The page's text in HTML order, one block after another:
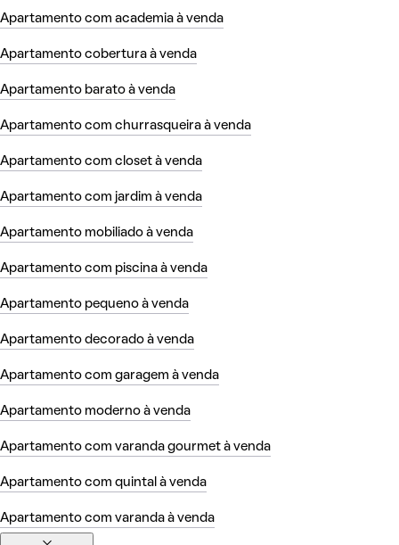
Apartamento com academia à venda
Apartamento cobertura à venda
Apartamento barato à venda
Apartamento com churrasqueira à venda
Apartamento com closet à venda
Apartamento com jardim à venda
Apartamento mobiliado à venda
Apartamento com piscina à venda
Apartamento pequeno à venda
Apartamento decorado à venda
Apartamento com garagem à venda
Apartamento moderno à venda
Apartamento com varanda gourmet à venda
Apartamento com quintal à venda
Apartamento com varanda à venda